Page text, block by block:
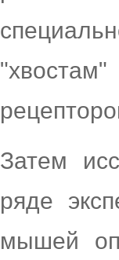
Затем
ряде
мышей